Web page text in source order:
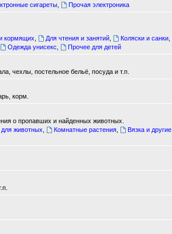
сигареты, Прочая электроника
кормящих Для чтения и занятий, Коляски и санки,
Одежда унисекс Прочее для детей
чехлы, постельное бельё, посуда и т.п.
корм.
о пропавших и найденных животных.
животных Комнатные растения,
Вязка и другие